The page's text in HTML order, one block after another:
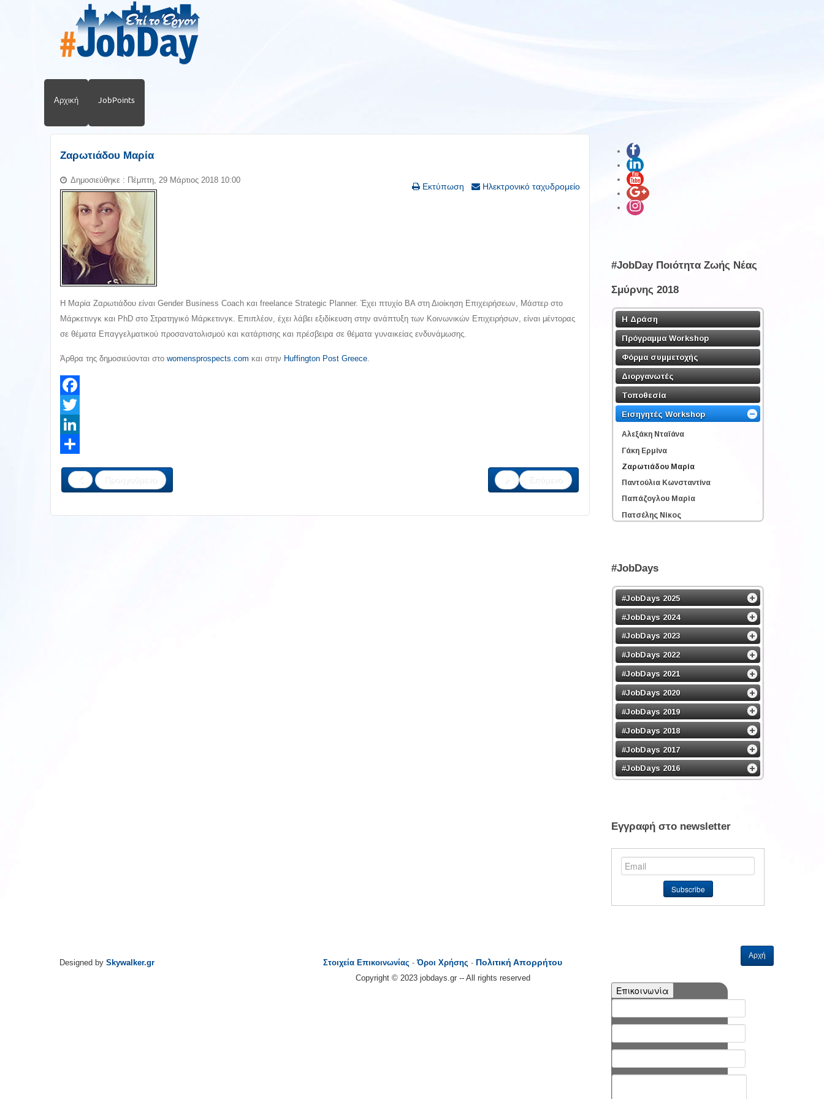
Αρχική JobPoints
Ζαρωτιάδου Μαρία
Εκτύπωση Ηλεκτρονικό ταχυδρομείο
Δημοσιεύθηκε : Πέμπτη, 29 Μάρτιος 2018 10:00
Η Μαρία Ζαρωτιάδου είναι Gender Business Coach και freelance Strategic Planner. Έχει πτυχίο ΒΑ στη Διοίκηση Επιχειρήσεων, Μάστερ στο
Μάρκετινγκ και PhD στο Στρατηγικό Μάρκετινγκ. Επιπλέον, έχει λάβει εξιδίκευση στην ανάπτυξη των Κοινωνικών Επιχειρήσων, είναι μέντορας
σε θέματα Επαγγελματικού προσανατολισμού και κατάρτισης και πρέσβειρα σε θέματα γυναικείας ενδυνάμωσης.
Άρθρα της δημοσιεύονται στο womensprospects.com και στην Huffington Post Greece.
Facebook
Twitter
LinkedIn
Προηγούμενο
Επόμενο
#JobDay Ποιότητα Ζωής Νέας
Σμύρνης 2018
Η Δράση
Πρόγραμμα Workshop
Φόρμα συμμετοχής
Διοργανωτές
Τοποθεσία
Εισηγητές Workshop
Αλεξάκη Νταϊάνα
Γάκη Ερμίνα
Ζαρωτιάδου Μαρία
Παντούλια Κωνσταντίνα
Παπάζογλου Μαρία
Πατσέλης Νίκος
#JobDays
#JobDays 2025
#JobDays 2024
#JobDays 2023
#JobDays 2022
#JobDays 2021
#JobDays 2020
#JobDays 2019
#JobDays 2018
#JobDays 2017
#JobDays 2016
Εγγραφή στο newsletter
Designed by Skywalker.gr Στοιχεία Επικοινωνίας -Όροι Χρήσης - Πολιτική Απορρήτου
Copyright © 2023 jobdays.gr -- All rights reserved
Αρχή